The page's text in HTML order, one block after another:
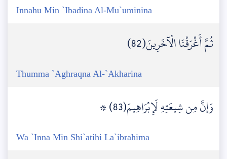
Innahu Min `Ibadina Al-Mu`uminina
ثُمَّ أَغْرَقْنَا الْآخَرِينَ(82)
Thumma `Aghraqna Al-`Akharina
۞ وَإِنَّ مِن شِيعَتِهِ لَإِبْرَاهِيمَ(83)
Wa `Inna Min Shi`atihi La`ibrahima